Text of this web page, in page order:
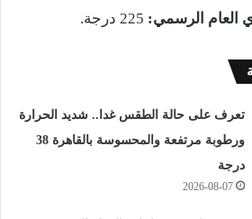
العام الرسمي:
تعرف على حالة الطقس غدا.. شديد الحرارة
ورطوبة مرتفعة والمحسوسة بالقاهرة 38
درجة
2026-08-07